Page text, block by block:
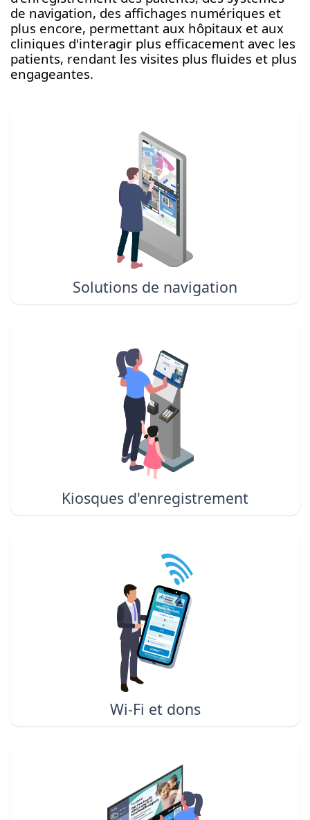
de navigation, des affichages numériques et
plus encore, permettant aux hôpitaux et aux
cliniques d'interagir plus efficacement avec les
patients, rendant les visites plus fluides et plus
engageantes.
Solutions de navigation
Kiosques d'enregistrement
Wi-Fi et dons